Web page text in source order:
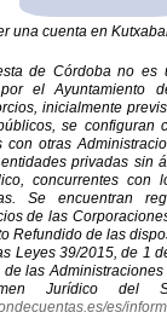
una cuenta en
de Córdoba no es
el Ayuntamiento
inicialmente
se configuran
con otras
privadas sin
concurrentes con
Se encuentran
de las
Refundido de las
Leyes 39/2015, de 1
las
Jurídico del
es/